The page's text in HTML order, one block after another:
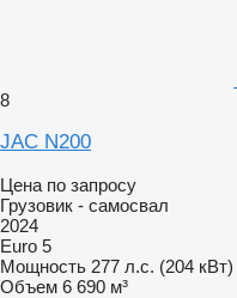
8
JAC N200
Цена по запросу
Грузовик - самосвал
2024
Euro 5
Мощность 277 л.с. (204 кВт)
Объем 6 690 м³